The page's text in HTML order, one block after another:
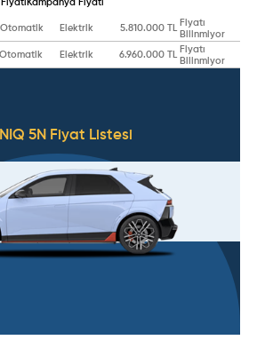
Otomatik Elektrik 5.810.000 TL
Fiyatı
Bilinmiyor
Otomatik Elektrik 6.960.000 TL
Fiyatı
Bilinmiyor
5N Fiyat Listesi